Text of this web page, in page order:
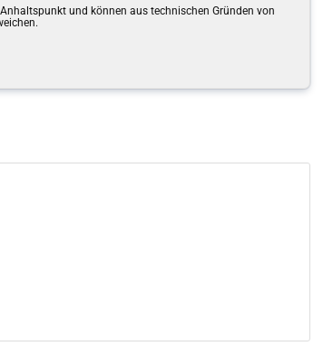
und können aus technischen Gründen von